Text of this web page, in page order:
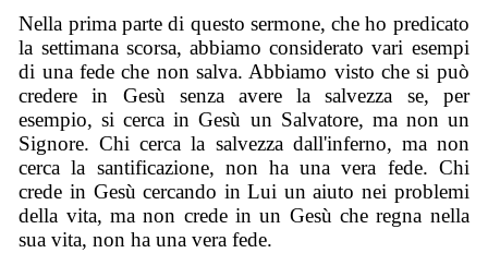
Nella prima parte di questo sermone, che ho predicato
la settimana scorsa, abbiamo considerato vari esempi
di una fede che non salva. Abbiamo visto che si può
credere in Gesù senza avere la salvezza se, per
esempio, si cerca in Gesù un Salvatore, ma non un
Signore. Chi cerca la salvezza dall'inferno, ma non
cerca la santificazione, non ha una vera fede. Chi
crede in Gesù cercando in Lui un aiuto nei problemi
della vita, ma non crede in un Gesù che regna nella
sua vita, non ha una vera fede.